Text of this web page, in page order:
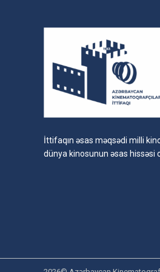
İttifaqın əsas məqsədi milli
dünya kinosunun əsas hissəsi